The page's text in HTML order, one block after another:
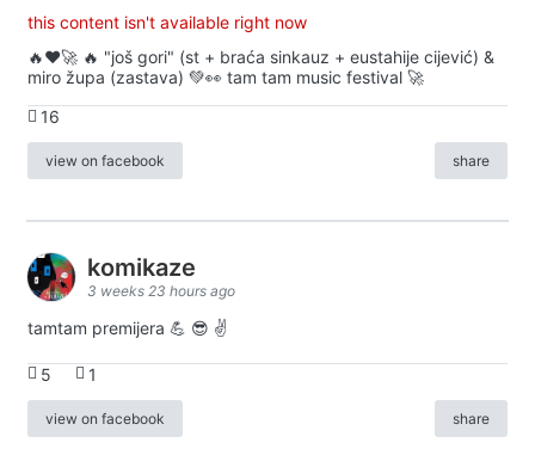
this content isn't available right now
🔥♥️🚀 🔥 "još gori" (st + braća sinkauz + eustahije cijević) &
miro župa (zastava) 💚👀 tam tam music festival 🚀
16
view on facebook share
komikaze
3 weeks 23 hours ago
tamtam premijera 💪 😎 ✌️
5 1
view on facebook share